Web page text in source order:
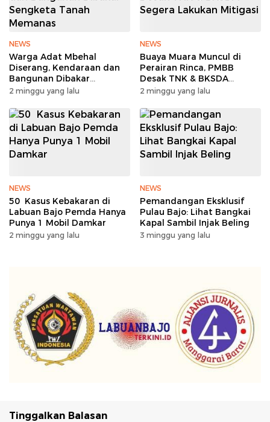
NEWS
Warga Adat Mbehal
Diserang, Kendaraan dan
Bangunan Dibakar
Sengketa Tanah Memanas
2 minggu yang lalu
NEWS
Buaya Muara Muncul di
Perairan Rinca, PMBB
Desak TNK & BKSDA
Segera Lakukan Mitigasi
2 minggu yang lalu
NEWS
50 Kasus Kebakaran di
Labuan Bajo Pemda Hanya
Punya 1 Mobil Damkar
2 minggu yang lalu
NEWS
Pemandangan Eksklusif
Pulau Bajo: Lihat Bangkai
Kapal Sambil Injak Beling
3 minggu yang lalu
Tinggalkan Balasan